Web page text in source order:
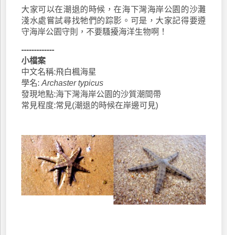
大家可以在潮退的時候，在海下灣海岸公園的沙灘
淺水處嘗試尋找牠們的踪影。可是，大家記得要遵
守海岸公園守則，不要騷擾海洋生物啊！
-------------
小檔案
中文名稱:飛白楓海星
學名:Archaster typicus
發現地點:海下灣海岸公園的沙質潮間帶
常見程度:常見(潮退的時候在岸邊可見)